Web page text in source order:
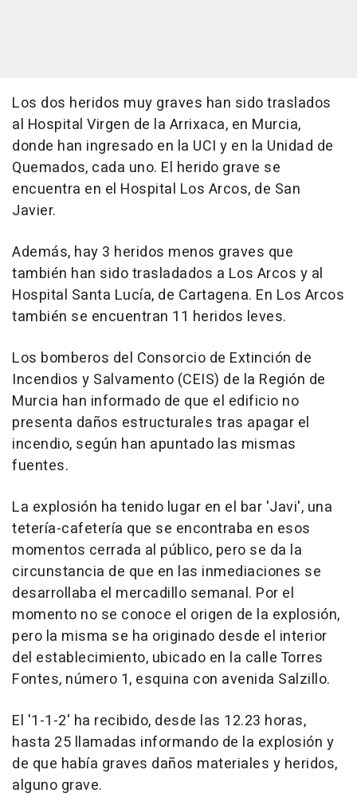
Los dos heridos muy graves han sido traslados
al Hospital Virgen de la Arrixaca, en Murcia,
donde han ingresado en la UCI y en la Unidad de
Quemados, cada uno. El herido grave se
encuentra en el Hospital Los Arcos, de San
Javier.
Además, hay 3 heridos menos graves que
también han sido trasladados a Los Arcos y al
Hospital Santa Lucía, de Cartagena. En Los Arcos
también se encuentran 11 heridos leves.
Los bomberos del Consorcio de Extinción de
Incendios y Salvamento (CEIS) de la Región de
Murcia han informado de que el edificio no
presenta daños estructurales tras apagar el
incendio, según han apuntado las mismas
fuentes.
La explosión ha tenido lugar en el bar 'Javi', una
tetería-cafetería que se encontraba en esos
momentos cerrada al público, pero se da la
circunstancia de que en las inmediaciones se
desarrollaba el mercadillo semanal. Por el
momento no se conoce el origen de la explosión,
pero la misma se ha originado desde el interior
del establecimiento, ubicado en la calle Torres
Fontes, número 1, esquina con avenida Salzillo.
El '1-1-2' ha recibido, desde las 12.23 horas,
hasta 25 llamadas informando de la explosión y
de que había graves daños materiales y heridos,
alguno grave.